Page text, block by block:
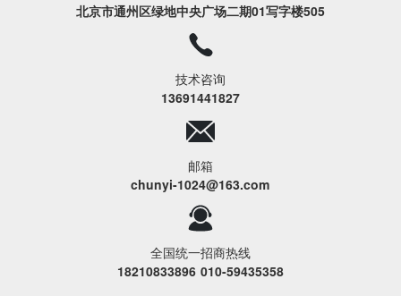
北京市通州区绿地中央广场二期01写字楼505
技术咨询
13691441827
邮箱
chunyi-1024@163.com
全国统一招商热线
18210833896 010-59435358